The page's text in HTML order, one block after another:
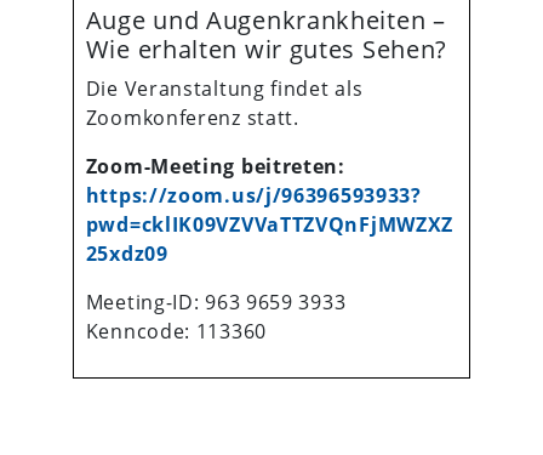
Auge und Augenkrankheiten –
Wie erhalten wir gutes Sehen?
Die Veranstaltung findet als
Zoomkonferenz statt.
Zoom-Meeting beitreten:
https://zoom.us/j/96396593933?
pwd=cklIK09VZVVaTTZVQnFjMWZXZ
25xdz09
Meeting-ID: 963 9659 3933
Kenncode: 113360